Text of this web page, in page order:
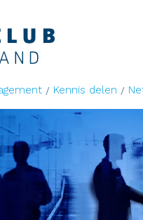
Kennis delen